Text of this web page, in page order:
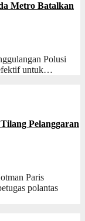
Metro Batalkan
Polusi
untuk…
Pelanggaran
Paris
polantas